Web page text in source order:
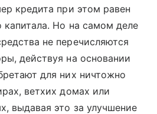
кредита при этом равен
капитала. Но на самом деле
не перечисляются
действуя на основании
для них ничтожно
ветхих домах или
выдавая это за улучшение